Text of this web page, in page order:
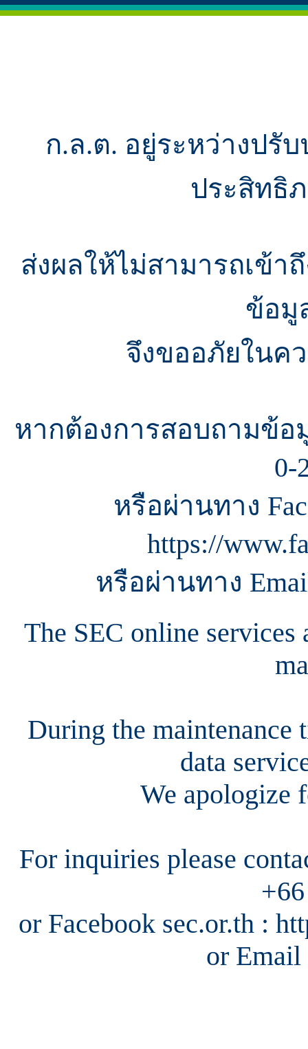
ก.ล.ต. อยู่ระหว่างปรั
ประสิทธิ
ส่งผลให้ไม่สามารถเข้า
ข้อมู
จึงขออภัยในค
หากต้องการสอบถามข้อ
0-
หรือผ่านทาง
https://
หรือผ่านทาง
The SEC online
During the maintenance
data
We apologize
For inquiries please
or Facebook sec.or.th :
or Email